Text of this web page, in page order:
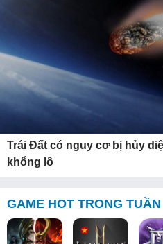
Trái Đất có nguy cơ bị hủy
khổng lồ
GAME HOT TRONG TUẦN